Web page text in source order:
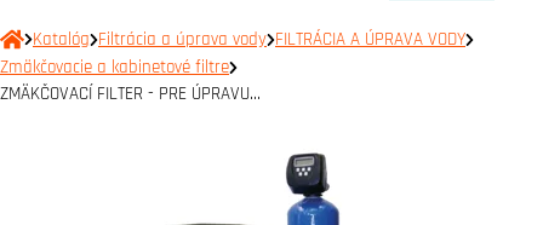
Katalóg Filtrácia a úprava vody FILTRÁCIA A ÚPRAVA VODY
Zmäkčovacie a kabinetové filtre
ZMÄKČOVACÍ FILTER - PRE ÚPRAVU…